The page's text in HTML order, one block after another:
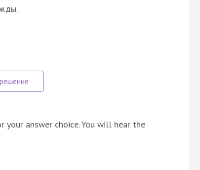
your answer choice. You will hear the